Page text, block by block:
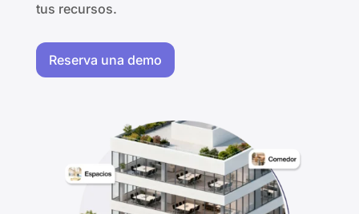
tus recursos.​
Reserva una demo